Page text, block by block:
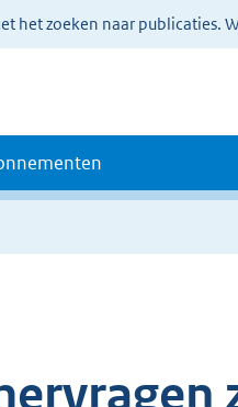
het zoeken naar publicaties.